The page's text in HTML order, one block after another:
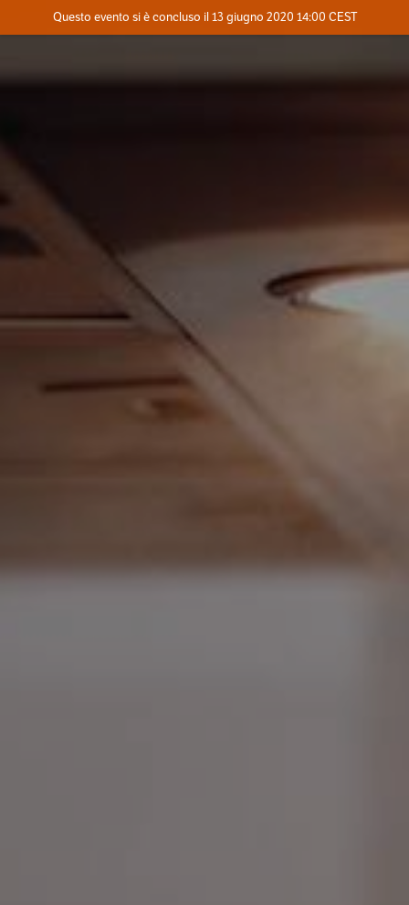
Dove
Questo evento si è concluso il 13 giugno 2020 14:00 CEST